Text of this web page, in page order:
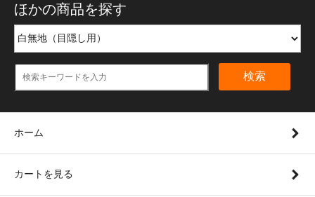
ほかの商品を探す
検索
ホーム
カートを見る